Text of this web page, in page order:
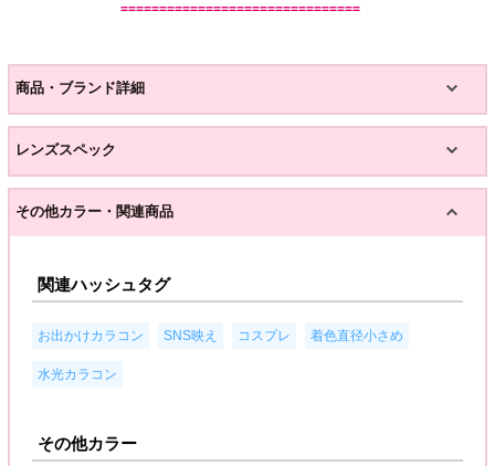
===============================
商品・ブランド詳細
レンズスペック
その他カラー・関連商品
関連ハッシュタグ
お出かけカラコン SNS映え コスプレ 着色直径小さめ
水光カラコン
その他カラー